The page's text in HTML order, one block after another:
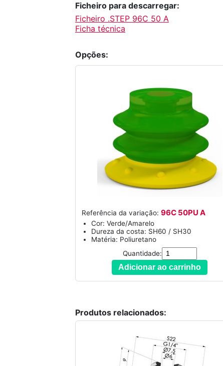
Ficheiro para descarregar:
Ficheiro .STEP 96C 50 A
Ficha técnica
Opções:
Referência da variação: 96C 50PU A
Cor: Verde/Amarelo
Dureza da costa: SH60 / SH30
Matéria: Poliuretano
Quantidade:
Adicionar ao carrinho
Produtos relacionados: